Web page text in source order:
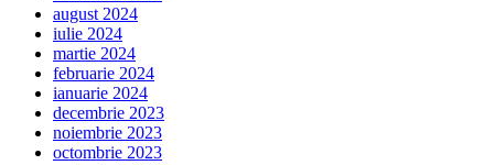
august 2024
iulie 2024
martie 2024
februarie 2024
ianuarie 2024
decembrie 2023
noiembrie 2023
octombrie 2023